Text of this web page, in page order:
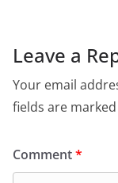
Leave a
Your email
fields are marked
Comment*